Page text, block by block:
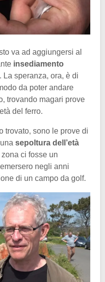
va ad aggiungersi al
insediamento
La speranza, ora, è di
da poter andare
trovando magari prove
del ferro.
trovato, sono le prove di
sepoltura dell’età
ci fosse un
negli anni
di un campo da golf.